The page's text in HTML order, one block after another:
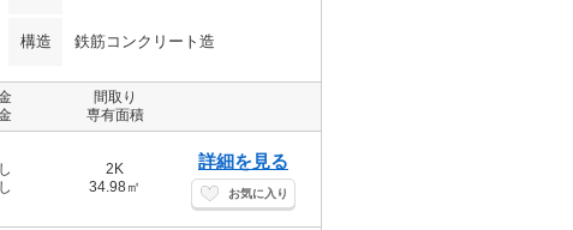
構造 鉄筋コンクリート造
間取り
専有面積
2K
34.98㎡
詳細を見る
お気に入り